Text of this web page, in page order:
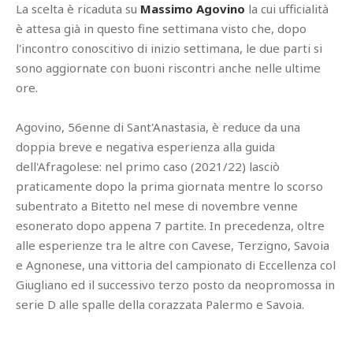
La scelta è ricaduta su Massimo Agovino la cui ufficialità
è attesa già in questo fine settimana visto che, dopo
l'incontro conoscitivo di inizio settimana, le due parti si
sono aggiornate con buoni riscontri anche nelle ultime
ore.
Agovino, 56enne di Sant'Anastasia, è reduce da una
doppia breve e negativa esperienza alla guida
dell'Afragolese: nel primo caso (2021/22) lasciò
praticamente dopo la prima giornata mentre lo scorso
subentrato a Bitetto nel mese di novembre venne
esonerato dopo appena 7 partite. In precedenza, oltre
alle esperienze tra le altre con Cavese, Terzigno, Savoia
e Agnonese, una vittoria del campionato di Eccellenza col
Giugliano ed il successivo terzo posto da neopromossa in
serie D alle spalle della corazzata Palermo e Savoia.